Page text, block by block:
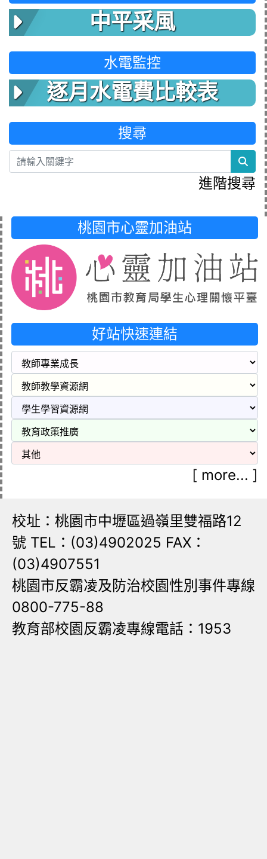
中平采風
水電監控
逐月水電費比較表
搜尋
進階搜尋
桃園市心靈加油站
好站快速連結
[ more... ]
校址：桃園市中壢區過嶺里雙福路12
號 TEL：(03)4902025 FAX：
(03)4907551
桃園市反霸凌及防治校園性別事件專線
0800-775-88
教育部校園反霸凌專線電話：1953